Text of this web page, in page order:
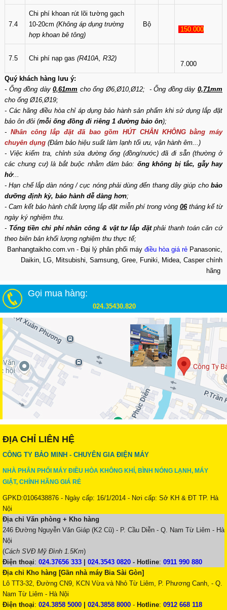
7.4
Chi phí khoan rút lõi tường gạch
10-20cm (Không áp dụng trường
hợp khoan bê tông)
Bộ
150.000
7.5 Chi phí nạp gas (R410A, R32)
7.000
Quý khách hàng lưu ý:
- Ống đồng dày0,61mm cho ống Ø6,Ø10,Ø12; - Ống đồng dày0,71mm
cho ống Ø16,Ø19;
- Các hãng điều hòa chỉ áp dụng bảo hành sản phẩm khi sử dụng lắp đặt
bảo ôn đôi (mỗi ống đồng đi riêng 1 đường bảo ôn);
- Nhân công lắp đặt đã bao gồm HÚT CHÂN KHÔNG bằng máy
chuyên dụng (Đảm bảo hiệu suất làm lạnh tối ưu, vận hành êm...)
- Việc kiểm tra, chỉnh sửa đường ống (đồng/nước) đã đi sẵn (thường ở
các chung cư) là bắt buộc nhằm đảm bảo: ống không bị tắc, gẫy hay
hở...
- Hạn chế lắp dàn nóng / cục nóng phải dùng đến thang dây giúp chobảo
dưỡng định kỳ, bảo hành dễ dàng hơn;
- Cam kết bảo hành chất lượng lắp đặt miễn phí trong vòng 06tháng kể từ
ngày ký nghiệm thu.
- Tổng tiền chi phí nhân công & vật tư lắp đặtphải thanh toán căn cứ
theo biên bản khối lượng nghiệm thu thực tế;
Banhangtaikho.com.vn - Đại lý phân phối máy điều hòa giá rẻ Panasonic,
Daikin, LG, Mitsubishi, Samsung, Gree, Funiki, Midea, Casper chính
hãng
Gọi mua hàng:
024.35430.820
ĐỊA CHỈ LIÊN HỆ
CÔNG TY BẢO MINH - CHUYÊN GIA ĐIỆN MÁY
NHÀ PHÂN PHỐI MÁY ĐIỀU HÒA KHÔNG KHÍ, BÌNH NÓNG LẠNH, MÁY
GIẶT, CHÍNH HÃNG GIÁ RẺ
GPKD:0106438876 - Ngày cấp: 16/1/2014 - Nơi cấp: Sở KH & ĐT TP. Hà
Nội
Địa chỉ Văn phòng + Kho hàng
246 Đường Nguyễn Văn Giáp (K2 Cũ) - P. Cầu Diễn - Q. Nam Từ Liêm - Hà
Nội
(Cách SVĐ Mỹ Đình 1.5Km)
Điện thoại: 024.37656 333 024.3543 0820 - Hotline: 0911 990 880
Địa chỉ Kho hàng [Gần nhà máy Bia Sài Gòn]
Lô TT3-32, Đường CN9, KCN Vừa và Nhỏ Từ Liêm, P. Phương Canh, - Q.
Nam Từ Liêm - Hà Nội
Điện thoại: 024.3858 5000 024.3858 8000 - Hotline: 0912 668 118